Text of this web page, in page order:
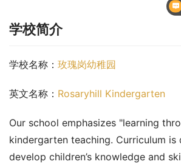
学校简介
学校名称： 玫瑰岗幼稚园
英文名称： Rosaryhill Kindergarten
Our school emphasizes "learning
kindergarten teaching. Curriculum is
develop children’s knowledge and